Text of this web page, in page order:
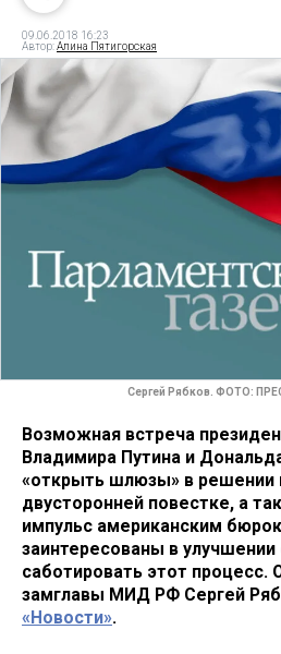
09.06.2018 16:23
Автор:Алина Пятигорская
Сергей Рябков. ФОТО:
Возможная встреча
Владимира Путина и
«открыть шлюзы» в решении
двусторонней повестке, а
импульс американским
заинтересованы в
саботировать этот процесс.
замглавы МИД РФ Сергей
«Новости».